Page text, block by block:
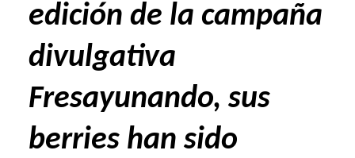
edición de la campaña
divulgativa
Fresayunando, sus
berries han sido